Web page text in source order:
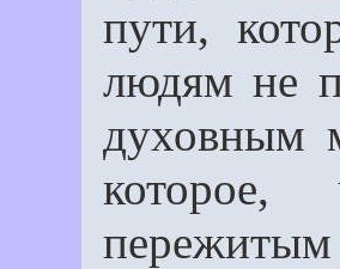
пути,
людям не
духовным